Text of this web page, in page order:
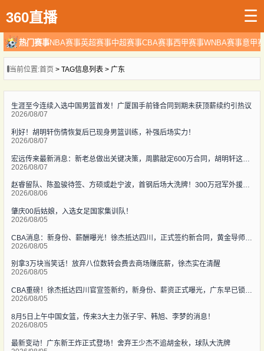
360直播 ☰
热门赛事NBA赛事英超赛事中超赛事CBA赛事西甲赛事WNBA赛事意甲
当前位置:首页 > TAG信息列表 > 广东
生涯至今连续入选中国男篮首发！广厦国手前锋合同到期未获顶薪续约引热议
2026/08/07
利好！胡明轩伤情恢复后已现身男篮训练，补强后场实力！
2026/08/07
宏远传来最新消息：新老总做出关键决策，周鹏敲定600万合同，胡明轩这下被迫营业
2026/08/07
赵睿留队、陈盈骏待签、方硕或赴宁波，首钢后场大洗牌！300万冠军外援能否撑起争冠梦？
2026/08/06
肇庆00后姑娘，入选女足国家集训队！
2026/08/05
CBA消息：新身份、薪酬曝光！徐杰抵达四川，正式签约新合同，黄金导师身份曝光
2026/08/05
别拿3万块当笑话！放弃八位数转会费去商场赚底薪，徐杰实在清醒
2026/08/05
CBA重磅！徐杰抵达四川官宣签新约，新身份、薪资正式曝光，广东早已锁定5年顶薪
2026/08/05
8月5日上午中国女篮，传来3大主力张子宇、韩旭、李梦的消息！
2026/08/05
最新变动！广东新王炸正式登场！舍弃王少杰不追胡金秋，球队大洗牌